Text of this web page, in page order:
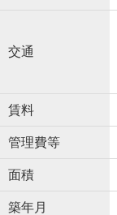
交通
賃料
管理費等
面積
築年月